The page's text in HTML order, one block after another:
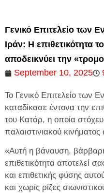
Γενικό Επιτελείο των
Ιράν: Η επιθετικότητα
αποδεικνύει την
September 10, 2025
Το Γενικό Επιτελείο των
καταδίκασε έντονα την
του Κατάρ, η οποία
παλαιστινιακού
«Αυτή η βάναυση,
επιθετικότητα αποτελεί
και επιθετικής φύσης
και χωρίς ρίζες